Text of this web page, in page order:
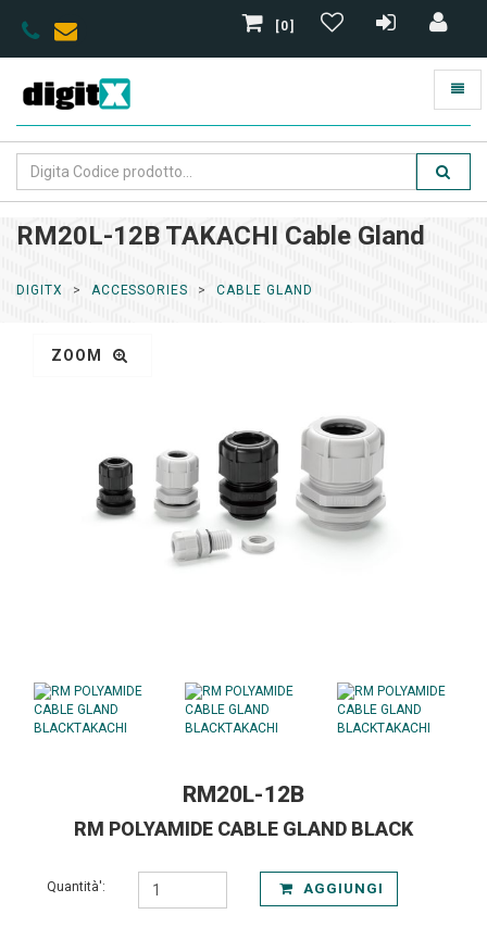
[0]
RM20L-12B TAKACHI Cable Gland
DIGITX ACCESSORIES CABLE GLAND
ZOOM
RM20L-12B
RM POLYAMIDE CABLE GLAND BLACK
Quantità': AGGIUNGI